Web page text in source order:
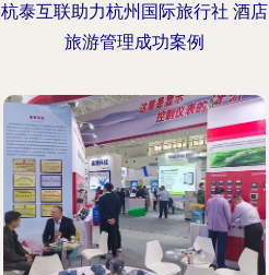
杭泰互联助力杭州国际旅行社 酒店
旅游管理成功案例